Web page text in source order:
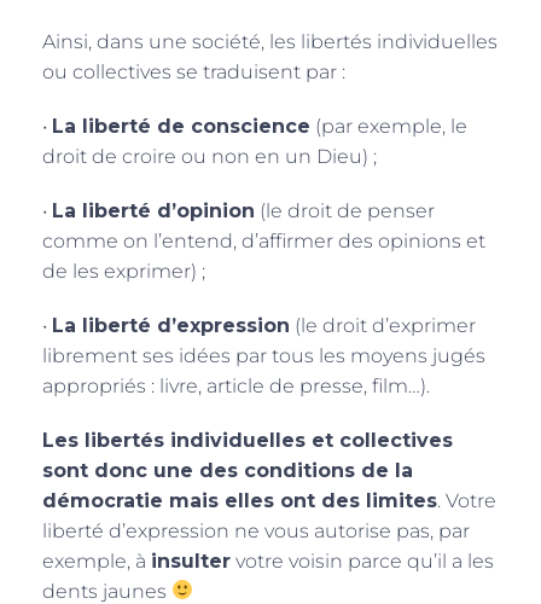
Ainsi, dans une société, les libertés individuelles
ou collectives se traduisent par :
• La liberté de conscience (par exemple, le
droit de croire ou non en un Dieu) ;
• La liberté d’opinion (le droit de penser
comme on l’entend, d’affirmer des opinions et
de les exprimer) ;
• La liberté d’expression (le droit d’exprimer
librement ses idées par tous les moyens jugés
appropriés : livre, article de presse, film…).
Les libertés individuelles et collectives
sont donc une des conditions de la
démocratie mais elles ont des limites. Votre
liberté d’expression ne vous autorise pas, par
exemple, à insulter votre voisin parce qu’il a les
dents jaunes